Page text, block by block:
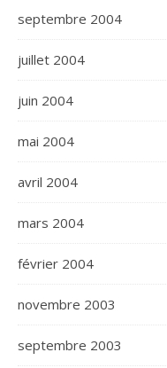
septembre 2004
juillet 2004
juin 2004
mai 2004
avril 2004
mars 2004
février 2004
novembre 2003
septembre 2003